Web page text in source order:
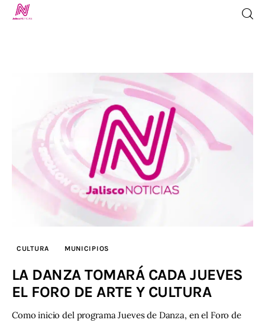
TV en Vivo
Jalisco Noticias
Programación
Jalisco TV
Contacto
CULTURA MUNICIPIOS
LA DANZA TOMARÁ CADA JUEVES
EL FORO DE ARTE Y CULTURA
Como inicio del programa Jueves de Danza, en el Foro de